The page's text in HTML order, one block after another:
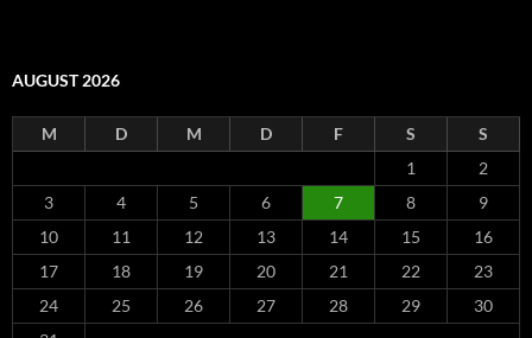
AUGUST 2026
M D M D F S
S
1
2
3
4 5 6 7 8
9
10
11 12 13 14 15
16
17
18 19 20 21 22
23
24
25 26 27 28 29
30